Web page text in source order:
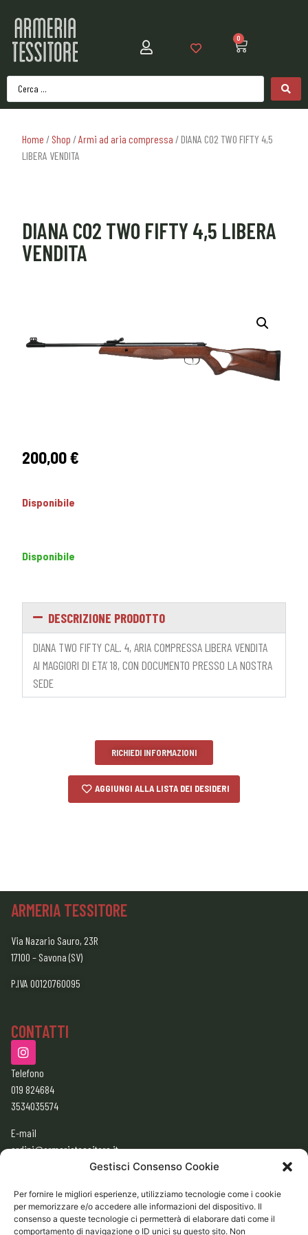
Gestisci Consenso Cookie
Per fornire le migliori esperienze, utilizziamo tecnologie come i cookie
per memorizzare e/o accedere alle informazioni del dispositivo. Il
consenso a queste tecnologie ci permetterà di elaborare dati come il
comportamento di navigazione o ID unici su questo sito. Non
0
Home / Shop /Armi ad aria compressa / DIANA CO2 TWO FIFTY 4,5
LIBERA VENDITA
DIANA CO2 TWO FIFTY 4,5 LIBERA
VENDITA
200,00€
Disponibile
Disponibile
DESCRIZIONE PRODOTTO
DIANA TWO FIFTY CAL. 4, ARIA COMPRESSA LIBERA VENDITA
AI MAGGIORI DI ETA’ 18, CON DOCUMENTO PRESSO LA NOSTRA
SEDE
RICHIEDI INFORMAZIONI
AGGIUNGI ALLA LISTA DEI DESIDERI
ARMERIA TESSITORE
Via Nazario Sauro, 23R
17100 – Savona (SV)
P.IVA 00120760095
CONTATTI
Telefono
019 824684
3534035574
E-mail
ordini@armeriatessitore.it
armeriatessitore@gmail.com
ORARI
9:00 – 12:30